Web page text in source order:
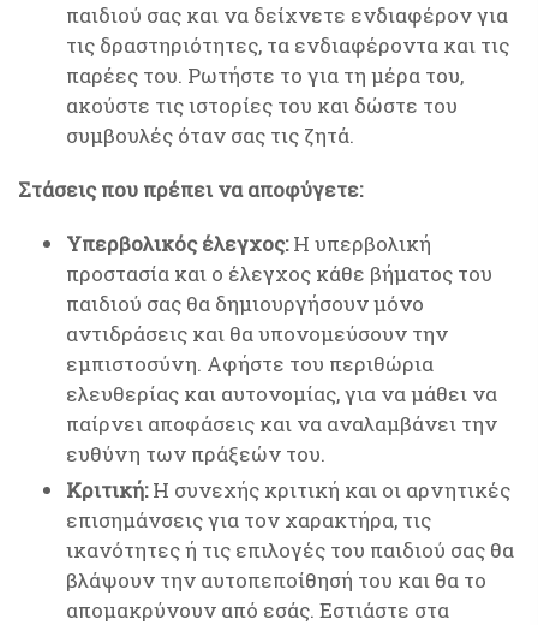
παιδιού σας και να δείχνετε ενδιαφέρον για
τις δραστηριότητες, τα ενδιαφέροντα και τις
παρέες του. Ρωτήστε το για τη μέρα του,
ακούστε τις ιστορίες του και δώστε του
συμβουλές όταν σας τις ζητά.
Στάσεις που πρέπει να αποφύγετε:
Υπερβολικός έλεγχος:Η υπερβολική
προστασία και ο έλεγχος κάθε βήματος του
παιδιού σας θα δημιουργήσουν μόνο
αντιδράσεις και θα υπονομεύσουν την
εμπιστοσύνη. Αφήστε του περιθώρια
ελευθερίας και αυτονομίας, για να μάθει να
παίρνει αποφάσεις και να αναλαμβάνει την
ευθύνη των πράξεών του.
Κριτική:Η συνεχής κριτική και οι αρνητικές
επισημάνσεις για τον χαρακτήρα, τις
ικανότητες ή τις επιλογές του παιδιού σας θα
βλάψουν την αυτοπεποίθησή του και θα το
απομακρύνουν από εσάς. Εστιάστε στα